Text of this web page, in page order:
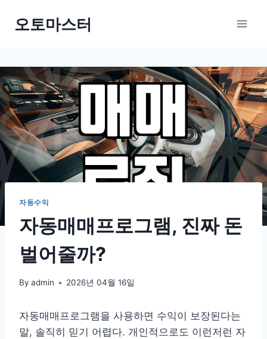
오토마스터
자동수익
자동매매프로그램, 진짜 돈
벌어줄까?
By admin 2026년 04월 16일
자동매매프로그램을 사용하면 수익이 보장된다는
말, 솔직히 믿기 어렵다. 개인적으로도 이런저런 자